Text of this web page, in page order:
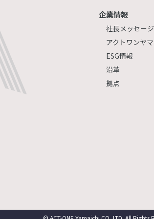
企業情報
社長メッセージ
アクトワンヤマ
ESG情報
沿革
拠点